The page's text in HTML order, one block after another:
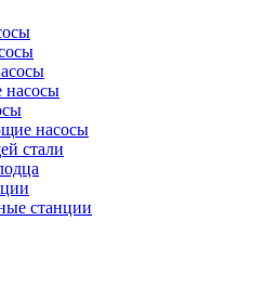
насосы
насосы
стали
станции